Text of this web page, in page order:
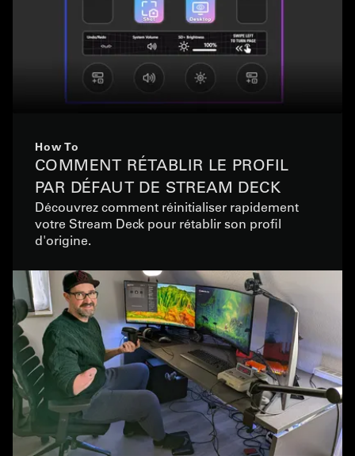
How To
COMMENT RÉTABLIR LE PROFIL
PAR DÉFAUT DE STREAM DECK
Découvrez comment réinitialiser rapidement
votre Stream Deck pour rétablir son profil
d'origine.